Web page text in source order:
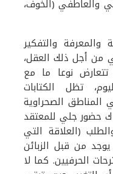
والعاطفي (الخوف،
والتفكير
من أجل ذلك العقل،
نوعا ما مع
تظل الكتابات
المناطق الصحراوية
حضور جلي للمعتقد
(العلاقة التي
من قبل الزبائن
الحرفيين. كما لا